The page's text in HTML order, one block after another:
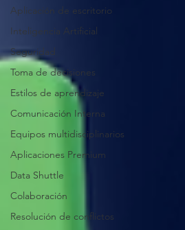
Aplicación de escritorio
Inteligencia Artificial
Seguridad
Toma de decisiones
Estilos de aprendizaje
Comunicación Interna
Equipos multidisciplinarios
Aplicaciones Premium
Data Shuttle
Colaboración
Resolución de conflictos